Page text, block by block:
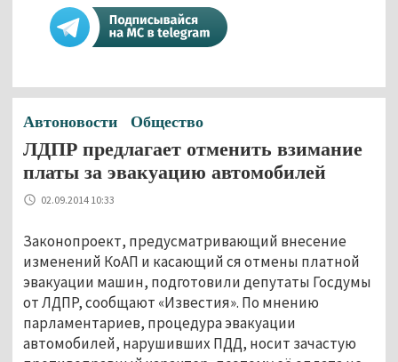
Автоновости Общество
ЛДПР предлагает отменить взимание
платы за эвакуацию автомобилей
02.09.2014 10:33
Законопроект, предусматривающий внесение
изменений КоАП и касающий ся отмены платной
эвакуации машин, подготовили депутаты Госдумы
от ЛДПР, сообщают «Известия». По мнению
парламентариев, процедура эвакуации
автомобилей, нарушивших ПДД, носит зачастую